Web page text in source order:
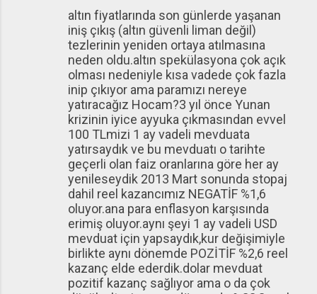
altın fiyatlarında son günlerde yaşanan
iniş çıkış (altın güvenli liman değil)
tezlerinin yeniden ortaya atılmasına
neden oldu.altın spekülasyona çok açık
olması nedeniyle kısa vadede çok fazla
inip çıkıyor ama paramızı nereye
yatıracağız Hocam?3 yıl önce Yunan
krizinin iyice ayyuka çıkmasından evvel
100 TLmizi 1 ay vadeli mevduata
yatırsaydık ve bu mevduatı o tarihte
geçerli olan faiz oranlarına göre her ay
yenileseydik 2013 Mart sonunda stopaj
dahil reel kazancımız NEGATİF %1,6
oluyor.ana para enflasyon karşısında
erimiş oluyor.aynı şeyi 1 ay vadeli USD
mevduat için yapsaydık,kur değişimiyle
birlikte aynı dönemde POZİTİF %2,6 reel
kazanç elde ederdik.dolar mevduat
pozitif kazanç sağlıyor ama o da çok